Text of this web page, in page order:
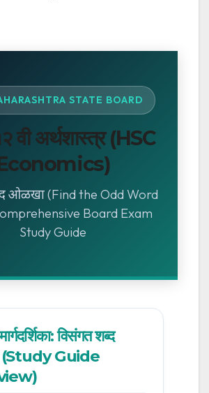
STATE BOARD
वी अर्थशास्त्र (HSC
ओळखा (Find the Odd Word
Board Exam
Study Guide
विसंगत शब्द
Guide